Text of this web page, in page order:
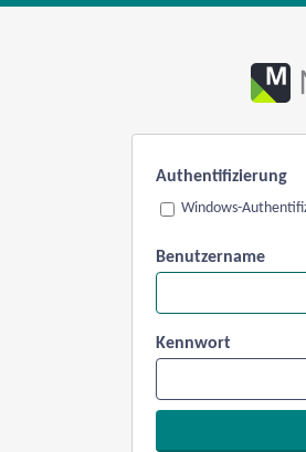
Authentifizierung
Windows-
Benutzername
Kennwort